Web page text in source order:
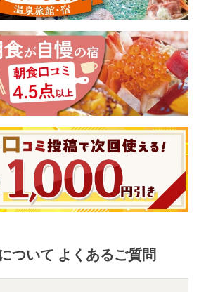
ついて よくあるご質問